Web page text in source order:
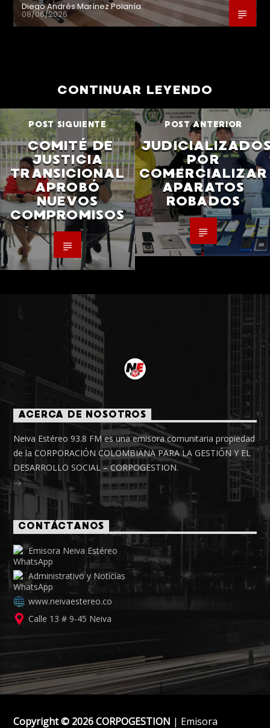
Diego Andrés Marínez Polanía
08/06/2026
CONTINUAR LEYENDO
POST SIGUIENTE
COMITÉ DE
JUSTICIA
TRANSICIONAL
APROBÓ
NUEVOS
COMPROMISOS
POST ANTERIOR
POR
COMERCIALIZAR
APARATOS
ROBADOS
ACERCA DE NOSOTROS
Neiva Estéreo 93.8 FM es una emisora comunitaria propiedad
de la CORPORACIÓN COLOMBIANA PARA LA GESTIÓN Y EL
DESARROLLO SOCIAL – CORPOGESTION.
CONTÁCTANOS
Emisora Neiva Estéreo
Administrativo y Noticias
www.neivaestereo.co
Calle 13 # 9-45 Neiva
Copyright © 2026 CORPOGESTION | Emisora